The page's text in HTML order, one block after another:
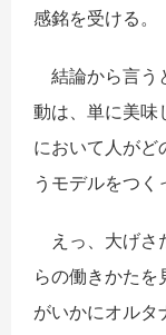
感銘を受ける。
結論から言う
動は、単に美味
において人がど
うモデルをつく
えっ、大げさ
らの働きかたを
がいかにオルタ